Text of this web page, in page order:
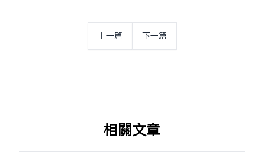
上一篇 下一篇
相关文章